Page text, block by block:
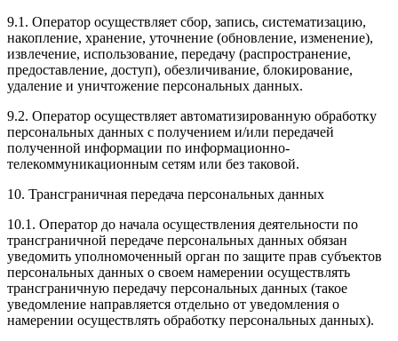
9.1. Оператор осуществляет сбор, запись, систематизацию,
накопление, хранение, уточнение (обновление, изменение),
извлечение, использование, передачу (распространение,
предоставление, доступ), обезличивание, блокирование,
удаление и уничтожение персональных данных.
9.2. Оператор осуществляет автоматизированную обработку
персональных данных с получением и/или передачей
полученной информации по информационно-
телекоммуникационным сетям или без таковой.
10. Трансграничная передача персональных данных
10.1. Оператор до начала осуществления деятельности по
трансграничной передаче персональных данных обязан
уведомить уполномоченный орган по защите прав субъектов
персональных данных о своем намерении осуществлять
трансграничную передачу персональных данных (такое
уведомление направляется отдельно от уведомления о
намерении осуществлять обработку персональных данных).